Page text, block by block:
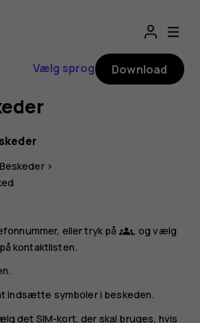
Vælg sprog Download
Beskeder>
eller tryk på groups, og vælg
kontaktlisten.
indsætte symboler i beskeden.
det SIM-kort, der skal bruges, hvis